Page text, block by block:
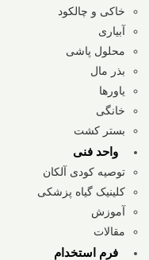
خاکی و چالکود
آبیاری
محلول پاشی
بذر مال
یاورها
خانگی
بستر کشت
واحد فنی
توصیه کودی آلکان
کلینیک گیاه پزشکی
آموزش
مقالات
فرم استخدام